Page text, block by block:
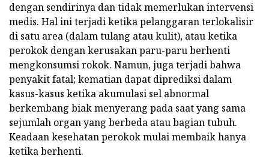
dengan sendirinya dan tidak memerlukan intervensi
medis. Hal ini terjadi ketika pelanggaran terlokalisir
di satu area (dalam tulang atau kulit), atau ketika
perokok dengan kerusakan paru-paru berhenti
mengkonsumsi rokok. Namun, juga terjadi bahwa
penyakit fatal; kematian dapat diprediksi dalam
kasus-kasus ketika akumulasi sel abnormal
berkembang biak menyerang pada saat yang sama
sejumlah organ yang berbeda atau bagian tubuh.
Keadaan kesehatan perokok mulai membaik hanya
ketika berhenti.